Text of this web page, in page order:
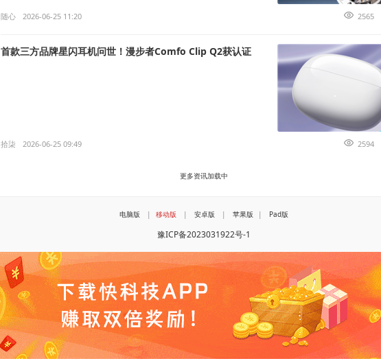
随心 2026-06-25 11:20 2565
首款三方品牌星闪耳机问世！漫步者Comfo Clip Q2获认证
拾柒 2026-06-25 09:49 2594
更多资讯加载中
电脑版 | 移动版 | 安卓版 | 苹果版 | Pad版
豫ICP备2023031922号-1